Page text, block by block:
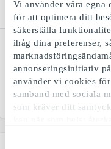
Vi använder våra egna
för att optimera ditt
säkerställa
ihåg dina preferenser,
annonseringsinitiativ
använder vi cookies
samband med sociala
som kräver ditt
Kicks SE Presentkort
Makeup, doft, hudvård
hårvård
100 kr